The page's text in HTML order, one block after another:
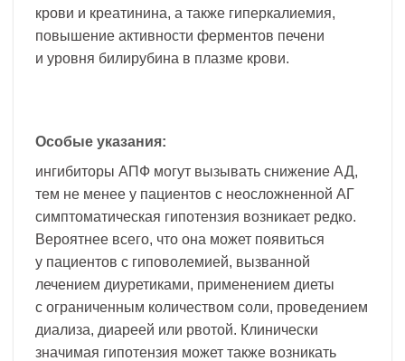
крови и креатинина, а также гиперкалиемия,
повышение активности ферментов печени
и уровня билирубина в плазме крови.
Особые указания:
ингибиторы АПФ могут вызывать снижение АД,
тем не менее у пациентов с неосложненной АГ
симптоматическая гипотензия возникает редко.
Вероятнее всего, что она может появиться
у пациентов с гиповолемией, вызванной
лечением диуретиками, применением диеты
с ограниченным количеством соли, проведением
диализа, диареей или рвотой. Клинически
значимая гипотензия может также возникать